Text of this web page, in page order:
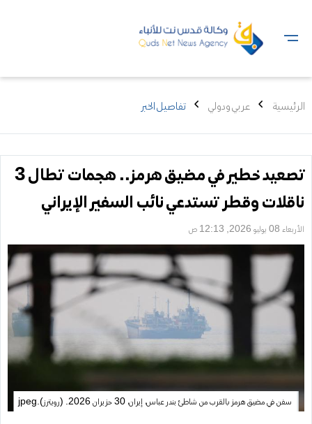
الرئيسية عربي ودولي تفاصيل الخبر
تصعيد خطير في مضيق هرمز.. هجمات تطال 3
ناقلات وقطر تستدعي نائب السفير الإيراني
الأربعاء 08 يوليو 2026, 12:13 ص
سفن في مضيق هرمز بالقرب من شاطئ بندر عباس، إيران، 30 حزيران 2026. (رويترز).jpeg